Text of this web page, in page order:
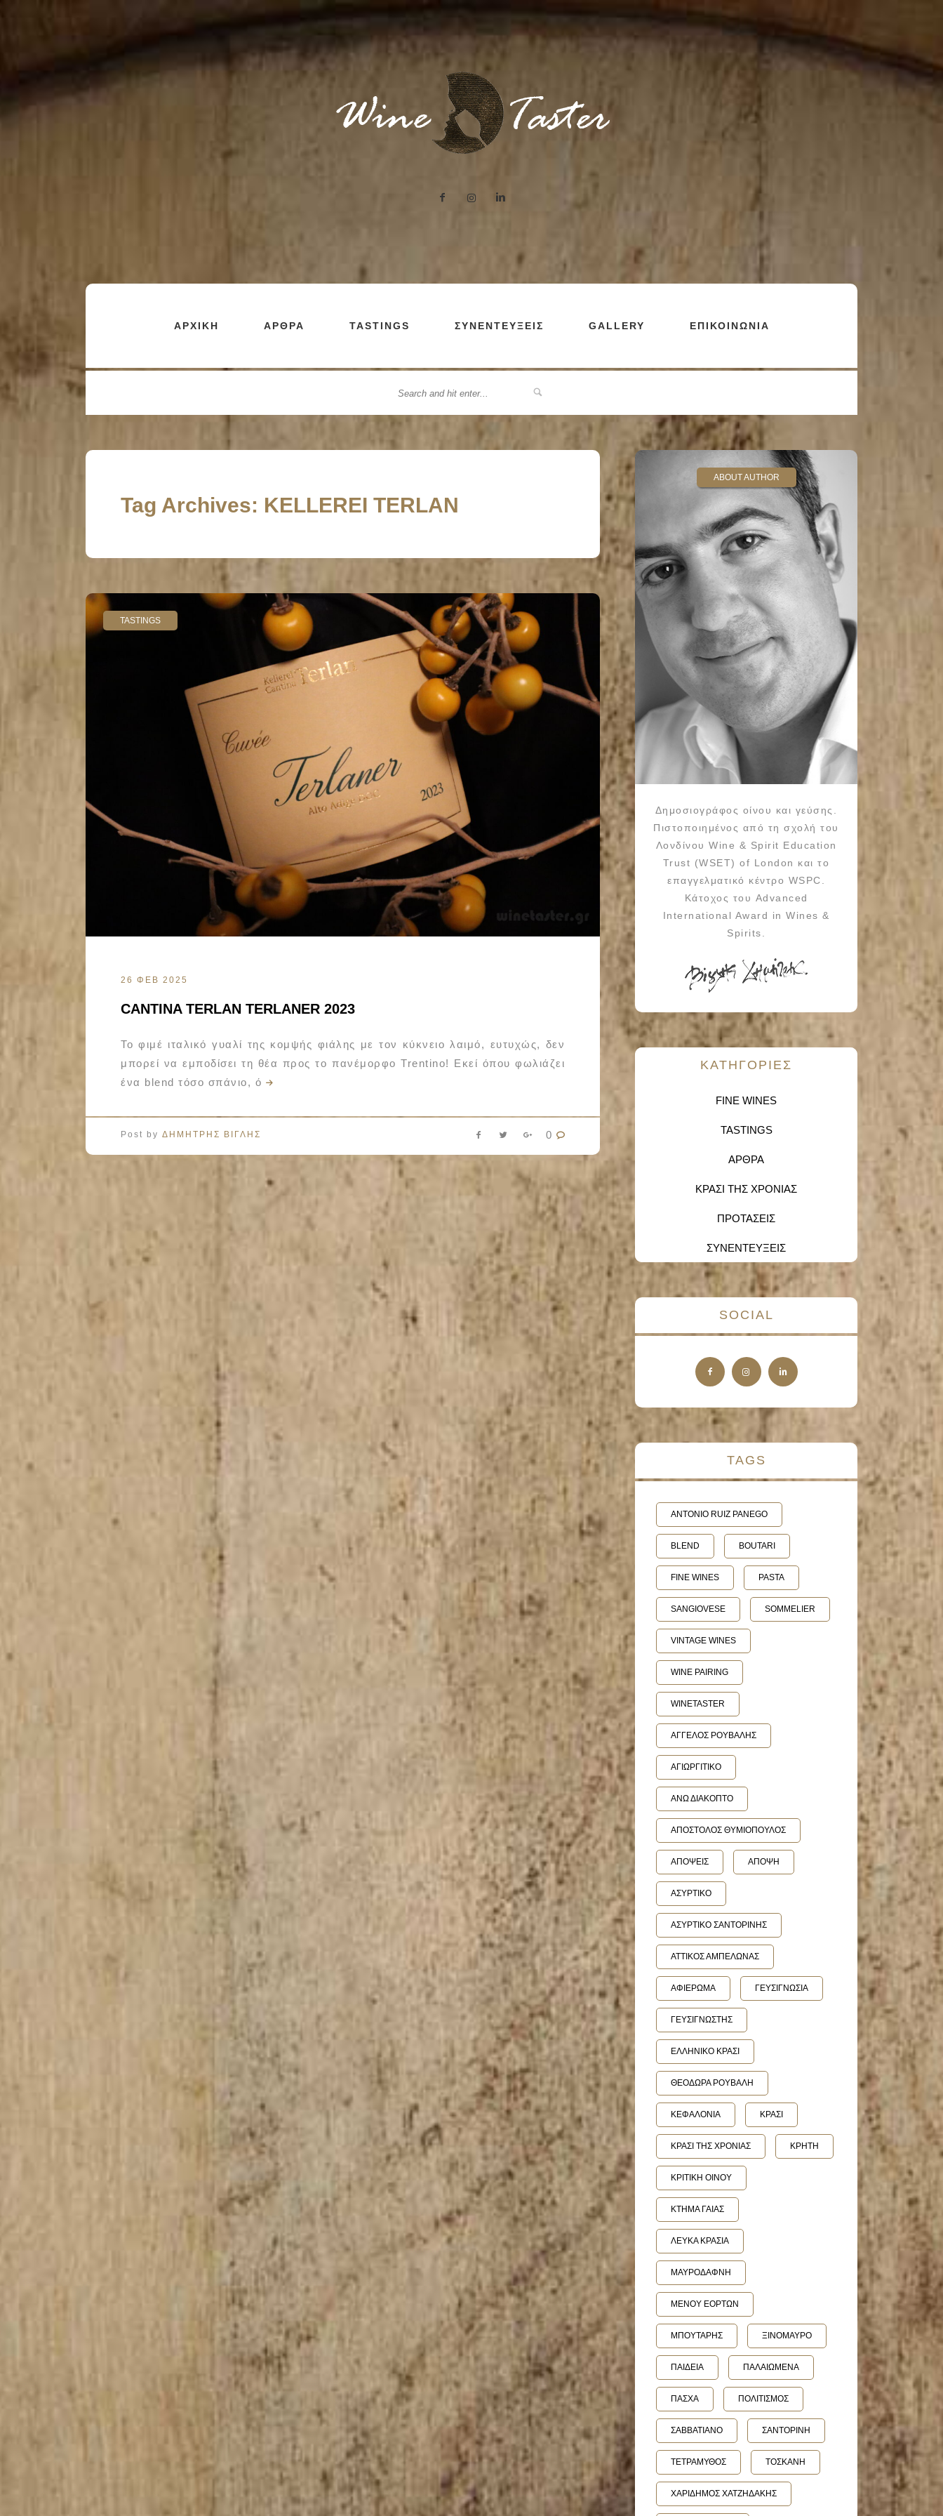
ΑΡΧΙΚΗ ΑΡΘΡΑ TASTINGS ΣΥΝΕΝΤΕΥΞΕΙΣ GALLERY ΕΠΙΚΟΙΝΩΝΙΑ
Tag Archives: KELLEREI TERLAN
TASTINGS
26 ΦΕΒ 2025
CANTINA TERLAN TERLANER 2023
Το φιμέ ιταλικό γυαλί της κομψής φιάλης με τον κύκνειο λαιμό, ευτυχώς, δεν
μπορεί να εμποδίσει τη θέα προς το πανέμορφο Trentino! Εκεί όπου φωλιάζει
ένα blend τόσο σπάνιο, ό
Post by ΔΗΜΗΤΡΗΣ ΒΙΓΛΗΣ 0
ABOUT AUTHOR
Δημοσιογράφος οίνου και γεύσης.
Πιστοποιημένος από τη σχολή του
Λονδίνου Wine & Spirit Education
Trust (WSET) of London και το
επαγγελματικό κέντρο WSPC.
Κάτοχος του Advanced
International Award in Wines &
Spirits.
KΑΤΗΓΟΡΙΕΣ
FINE WINES
TASTINGS
ΑΡΘΡΑ
ΚΡΑΣΙ ΤΗΣ ΧΡΟΝΙΑΣ
ΠΡΟΤΑΣΕΙΣ
ΣΥΝΕΝΤΕΥΞΕΙΣ
SOCIAL
TAGS
ANTONIO RUIZ PANEGO
BLEND BOUTARI
FINE WINES PASTA
SANGIOVESE SOMMELIER
VINTAGE WINES
WINE PAIRING
WINETASTER
ΑΓΓΕΛΟΣ ΡΟΥΒΑΛΗΣ
ΑΓΙΩΡΓΙΤΙΚΟ
ΑΝΩ ΔΙΑΚΟΠΤΟ
ΑΠΟΣΤΟΛΟΣ ΘΥΜΙΟΠΟΥΛΟΣ
ΑΠΟΨΕΙΣ ΑΠΟΨΗ
ΑΣΥΡΤΙΚΟ
ΑΣΥΡΤΙΚΟ ΣΑΝΤΟΡΙΝΗΣ
ΑΤΤΙΚΟΣ ΑΜΠΕΛΩΝΑΣ
ΑΦΙΕΡΩΜΑ ΓΕΥΣΙΓΝΩΣΙΑ
ΓΕΥΣΙΓΝΩΣΤΗΣ
ΕΛΛΗΝΙΚΟ ΚΡΑΣΙ
ΘΕΟΔΩΡΑ ΡΟΥΒΑΛΗ
ΚΕΦΑΛΟΝΙΑ ΚΡΑΣΙ
ΚΡΑΣΙ ΤΗΣ ΧΡΟΝΙΑΣ ΚΡΗΤΗ
ΚΡΙΤΙΚΗ ΟΙΝΟΥ
ΚΤΗΜΑ ΓΑΙΑΣ
ΛΕΥΚΑ ΚΡΑΣΙΑ
ΜΑΥΡΟΔΑΦΝΗ
ΜΕΝΟΥ ΕΟΡΤΩΝ
ΜΠΟΥΤΑΡΗΣ ΞΙΝΟΜΑΥΡΟ
ΠΑΙΔΕΙΑ ΠΑΛΑΙΩΜΕΝΑ
ΠΑΣΧΑ ΠΟΛΙΤΙΣΜΟΣ
ΣΑΒΒΑΤΙΑΝΟ ΣΑΝΤΟΡΙΝΗ
ΤΕΤΡΑΜΥΘΟΣ ΤΟΣΚΑΝΗ
ΧΑΡΙΔΗΜΟΣ ΧΑΤΖΗΔΑΚΗΣ